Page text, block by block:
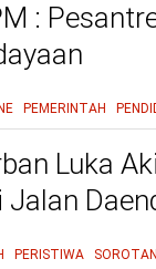
:
PEMERINTAH
Luka
Jalan
PERISTIWA